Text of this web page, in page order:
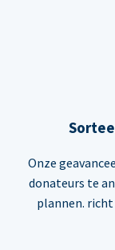
Onze
donateurs te
plannen.